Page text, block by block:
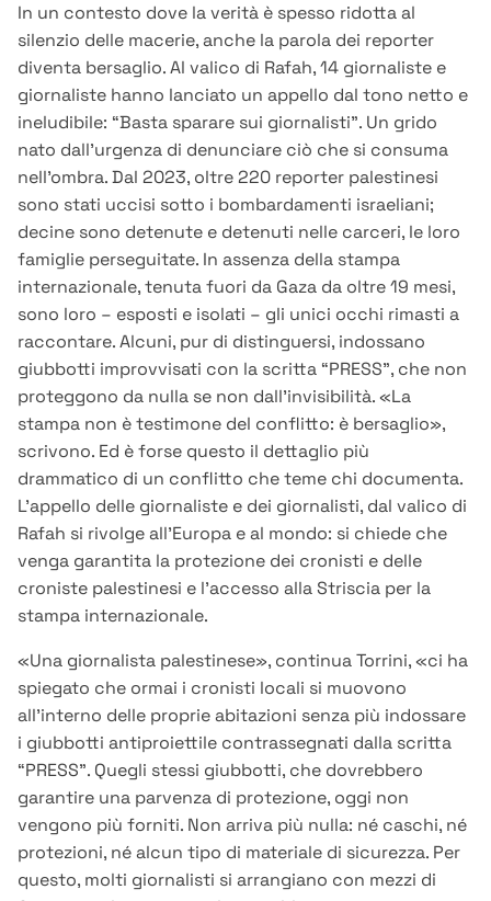
In un contesto dove la verità è spesso ridotta al
silenzio delle macerie, anche la parola dei reporter
diventa bersaglio. Al valico di Rafah, 14 giornaliste e
giornaliste hanno lanciato un appello dal tono netto e
ineludibile: “Basta sparare sui giornalisti”. Un grido
nato dall’urgenza di denunciare ciò che si consuma
nell’ombra. Dal 2023, oltre 220 reporter palestinesi
sono stati uccisi sotto i bombardamenti israeliani;
decine sono detenute e detenuti nelle carceri, le loro
famiglie perseguitate. In assenza della stampa
internazionale, tenuta fuori da Gaza da oltre 19 mesi,
sono loro – esposti e isolati – gli unici occhi rimasti a
raccontare. Alcuni, pur di distinguersi, indossano
giubbotti improvvisati con la scritta “PRESS”, che non
proteggono da nulla se non dall’invisibilità. «La
stampa non è testimone del conflitto: è bersaglio»,
scrivono. Ed è forse questo il dettaglio più
drammatico di un conflitto che teme chi documenta.
L’appello delle giornaliste e dei giornalisti, dal valico di
Rafah si rivolge all’Europa e al mondo: si chiede che
venga garantita la protezione dei cronisti e delle
croniste palestinesi e l’accesso alla Striscia per la
stampa internazionale.
«Una giornalista palestinese», continua Torrini, «ci ha
spiegato che ormai i cronisti locali si muovono
all’interno delle proprie abitazioni senza più indossare
i giubbotti antiproiettile contrassegnati dalla scritta
“PRESS”. Quegli stessi giubbotti, che dovrebbero
garantire una parvenza di protezione, oggi non
vengono più forniti. Non arriva più nulla: né caschi, né
protezioni, né alcun tipo di materiale di sicurezza. Per
questo, molti giornalisti si arrangiano con mezzi di